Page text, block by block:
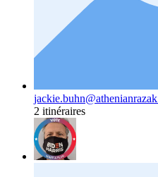
2 itinéraires